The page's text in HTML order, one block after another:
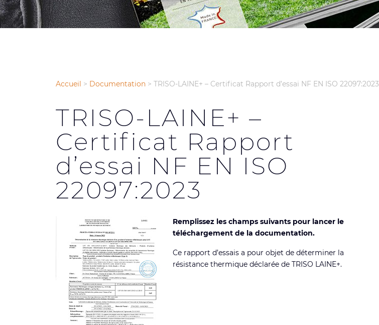
Accueil > Documentation > TRISO-LAINE+ – Certificat Rapport d’essai NF EN ISO 22097:2023
TRISO-LAINE+ –
Certificat Rapport
d’essai NF EN ISO
22097:2023
Remplissez les champs suivants pour lancer le
téléchargement de la documentation.
Ce rapport d’essais a pour objet de déterminer la
résistance thermique déclarée de TRISO LAINE+.